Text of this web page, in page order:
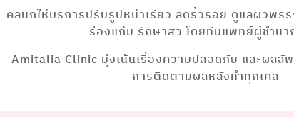
คลินิกให้บริการปรับรูปหน้าเรียว ลดริ้วรอย ดูแลผิวพร
ร่องแก้ม รักษาสิว โดยทีมแพทย์ผู้ชำน
Amitalia Clinic มุ่งเน้นเรื่องความปลอดภัย และผลลั
การติดตามผลหลังทำทุกเคส